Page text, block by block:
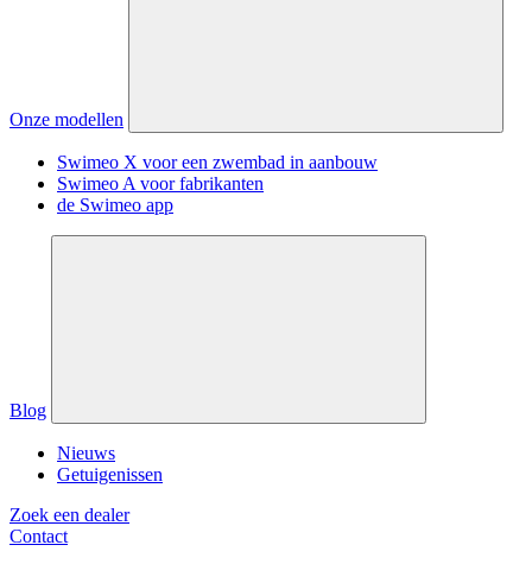
Onze modellen
Swimeo X voor een zwembad in aanbouw
Swimeo A voor fabrikanten
de Swimeo app
Blog
Nieuws
Getuigenissen
Zoek een dealer
Contact